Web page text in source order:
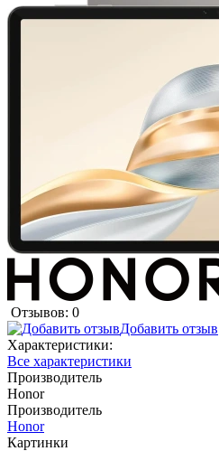
Отзывов: 0
Добавить отзыв
Характеристики:
Все характеристики
Производитель
Honor
Производитель
Honor
Картинки